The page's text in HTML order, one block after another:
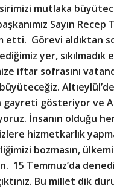
mutlaka
Sayın Recep
etti. Görevi aldıktan
yer, sıkılmadık
iftar sofrasını
gösteriyor ve
İnsanın olduğu
hizmetkarlık
bozmasın,
15 Temmuz’da
Bu millet dik